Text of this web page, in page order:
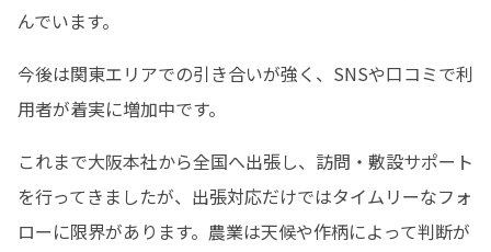
んでいます。
今後は関東エリアでの引き合いが強く、SNSや口コミで利
用者が着実に増加中です。
これまで大阪本社から全国へ出張し、訪問・敷設サポート
を行ってきましたが、出張対応だけではタイムリーなフォ
ローに限界があります。農業は天候や作柄によって判断が